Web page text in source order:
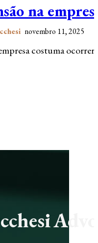
na
novembro 11, 2025
costuma